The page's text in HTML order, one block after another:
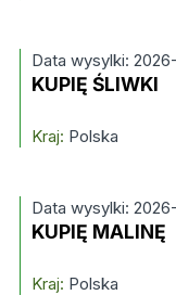
Data wysylki:
KUPIĘ ŚLIWKI
Kraj: Polska
Data wysylki:
KUPIĘ MALINĘ
Kraj: Polska